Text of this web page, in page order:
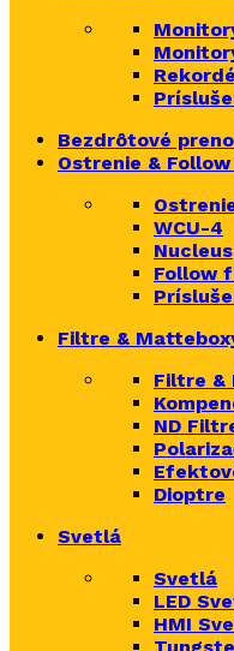
Bezdrôtové
Ostrenie &
WCU-4
Nucleus
Follow
Filtre &
Filtre &
ND
Dioptre
Svetlá
Svetlá
LED
HMI